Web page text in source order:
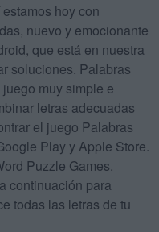
hoy con
nuevo y emocionante
que está en nuestra
soluciones. Palabras
muy simple e
letras adecuadas
el juego Palabras
Play y Apple Store.
Puzzle Games.
continuación para
todas las letras de tu